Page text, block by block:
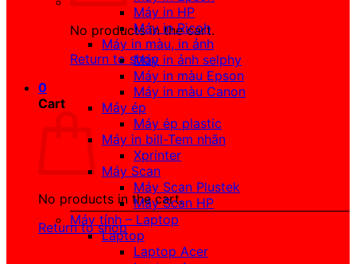
No products in the cart.
Return to shop
0
Cart
No products in the cart.
Return to shop
Máy in HP
Máy in Ricoh
Máy in màu, in ảnh
Máy in ảnh selphy
Máy in màu Epson
Máy in màu Canon
Máy ép
Máy ép plastic
Máy in bill-Tem nhãn
Xprinter
Máy Scan
Máy Scan Plustek
Máy Scan HP
Máy tính – Laptop
Laptop
Laptop Acer